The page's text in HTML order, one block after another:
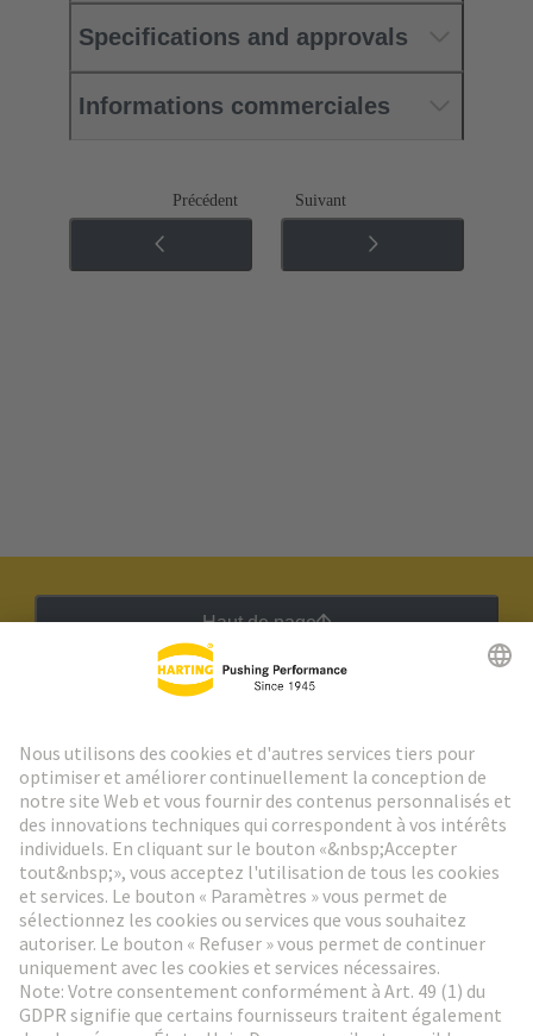
Specifications and approvals
Informations commerciales
Précédent Suivant
Haut de page
Aller à l'inscription
Social Media